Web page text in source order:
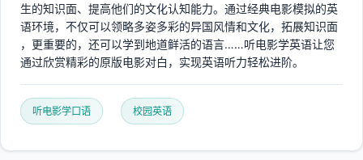
生的知识面、提高他们的文化认知能力。通过经典电影模拟的英
语环境，不仅可以领略多姿多彩的异国风情和文化，拓展知识面
，更重要的，还可以学到地道鲜活的语言……听电影学英语让您
通过欣赏精彩的原版电影对白，实现英语听力轻松进阶。
听电影学口语 校园英语